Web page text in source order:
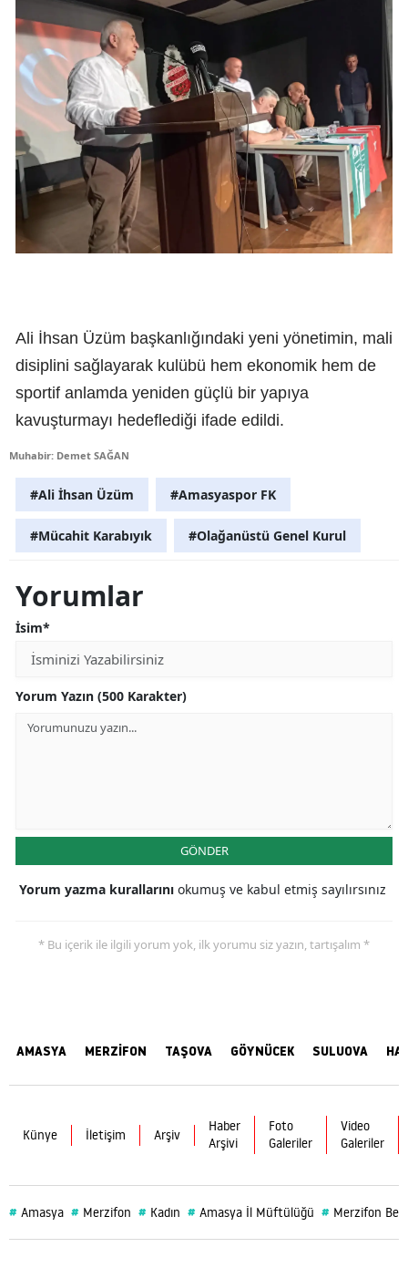
Ali İhsan Üzüm başkanlığındaki yeni yönetimin, mali
disiplini sağlayarak kulübü hem ekonomik hem de
sportif anlamda yeniden güçlü bir yapıya
kavuşturmayı hedeflediği ifade edildi.
Muhabir: Demet SAĞAN
#Ali İhsan Üzüm #Amasyaspor FK
#Mücahit Karabıyık #Olağanüstü Genel Kurul
Yorumlar
İsim*
Yorum Yazın (500 Karakter)
GÖNDER
Yorum yazma kurallarını okumuş ve kabul etmiş sayılırsınız
* Bu içerik ile ilgili yorum yok, ilk yorumu siz yazın, tartışalım *
AMASYA MERZİFON TAŞOVA GÖYNÜCEK SULUOVA
Künye İletişim Arşiv
Haber
Arşivi
Foto
Galeriler
Video
Galeriler
# Amasya # Merzifon # Kadın # Amasya İl Müftülüğü # Merzifon